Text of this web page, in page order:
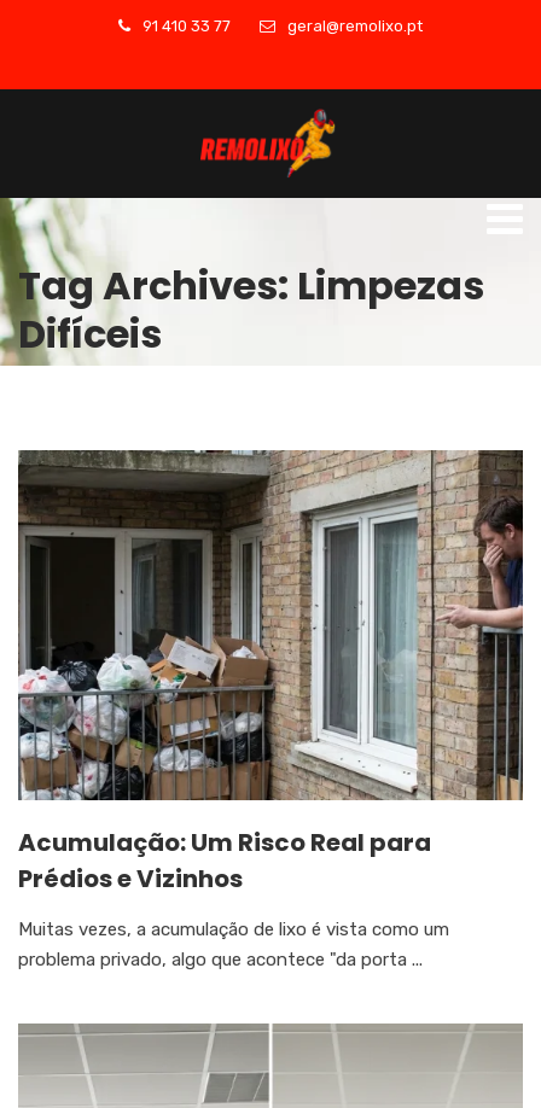
91 410 33 77 geral@remolixo.pt
Tag Archives: Limpezas
Difíceis
Acumulação: Um Risco Real para
Prédios e Vizinhos
Muitas vezes, a acumulação de lixo é vista como um
problema privado, algo que acontece "da porta ...